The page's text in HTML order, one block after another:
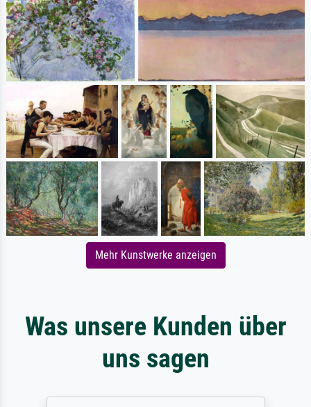
Mehr Kunstwerke anzeigen
Was unsere Kunden über
uns sagen